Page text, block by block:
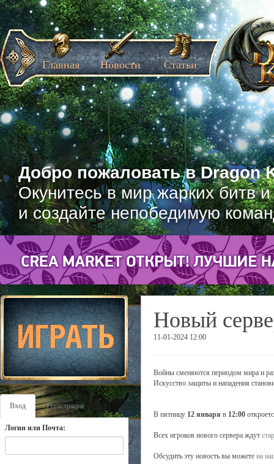
Добро пожаловать в Dragon
Окунитесь в мир жарких битв
и создайте непобедимую
Главная Новости Статьи
Вход Регистрация
Логин или Почта:
Новый
11-01-2024 12:00
Войны сменяются периодом мира и
Искусство защиты и нападения
В пятницу 12 января в 12:00
Всех игроков нового сервера ждут
Обсудить эту новость вы можете на